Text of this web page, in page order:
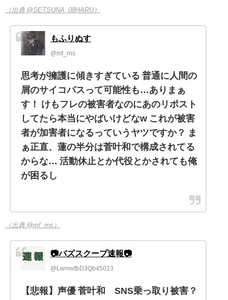
（出典 @SETSUNA_08HARU）
もふりぬす
@mf_rns
思考が擁護に傾きすぎている 普通に人間の
屑のサイコパスって可能性も…ありまぁ
す！ けもフレの被害者なのにあのリポスト
してたら本当にやばいけどなw これが被害
者が加害者になるっていうヤツですか？ ま
ぁ正直、蓮の半分は菅叶和で構成されてる
からな… 活動休止とか代役とかされても俺
が困るし
（出典 @mf_rns）
📷バズスクープ速報📷
@LwmwfbD3Qb45013
【悲報】声優 菅叶和 SNS乗っ取り被害？